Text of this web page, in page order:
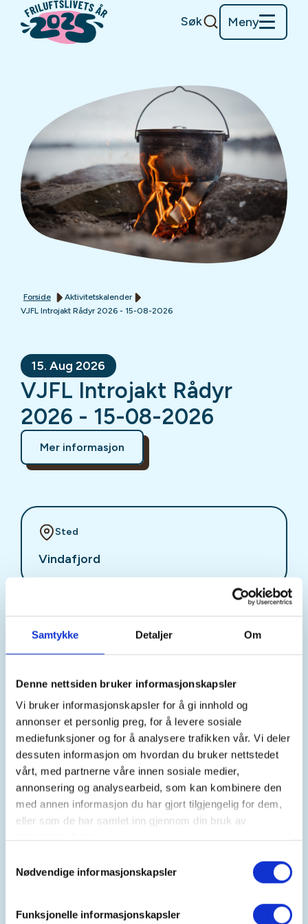
Samtykke Detaljer Om
Denne nettsiden bruker informasjonskapsler
Vi bruker informasjonskapsler for å gi innhold og
annonser et personlig preg, for å levere sosiale
mediefunksjoner og for å analysere trafikken vår. Vi deler
dessuten informasjon om hvordan du bruker nettstedet
vårt, med partnerne våre innen sosiale medier,
annonsering og analysearbeid, som kan kombinere den
med annen informasjon du har gjort tilgjengelig for dem,
eller som de har samlet inn gjennom din bruk av
Nødvendige informasjonskapsler
Funksjonelle informasjonskapsler
Søk Meny
Forside
Aktivitetskalender
VJFL Introjakt Rådyr 2026 - 15-08-2026
15. Aug 2026
VJFL Introjakt Rådyr
2026 - 15-08-2026
Mer informasjon
Sted
Vindafjord
15. Aug 2026
Kl. 07.00 - 12.00
Arrangør
Vindafjord Jakt- og Fiskerlag
Kontaktperson
https://91558330
tore.skogen@emerson.com
VJFL Storviltjakt / Småviltjakt
Vindafjord Jakt- og Fiskelag disponerer terreng